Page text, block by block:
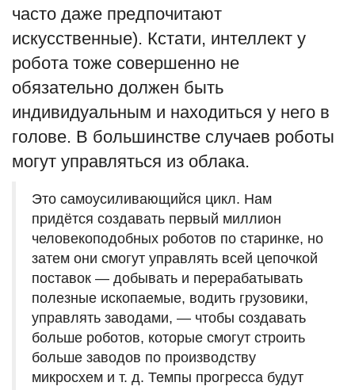
часто даже предпочитают
искусственные). Кстати, интеллект у
робота тоже совершенно не
обязательно должен быть
индивидуальным и находиться у него в
голове. В большинстве случаев роботы
могут управляться из облака.
Это самоусиливающийся цикл. Нам
придётся создавать первый миллион
человекоподобных роботов по старинке, но
затем они смогут управлять всей цепочкой
поставок — добывать и перерабатывать
полезные ископаемые, водить грузовики,
управлять заводами, — чтобы создавать
больше роботов, которые смогут строить
больше заводов по производству
микросхем и т. д. Темпы прогресса будут